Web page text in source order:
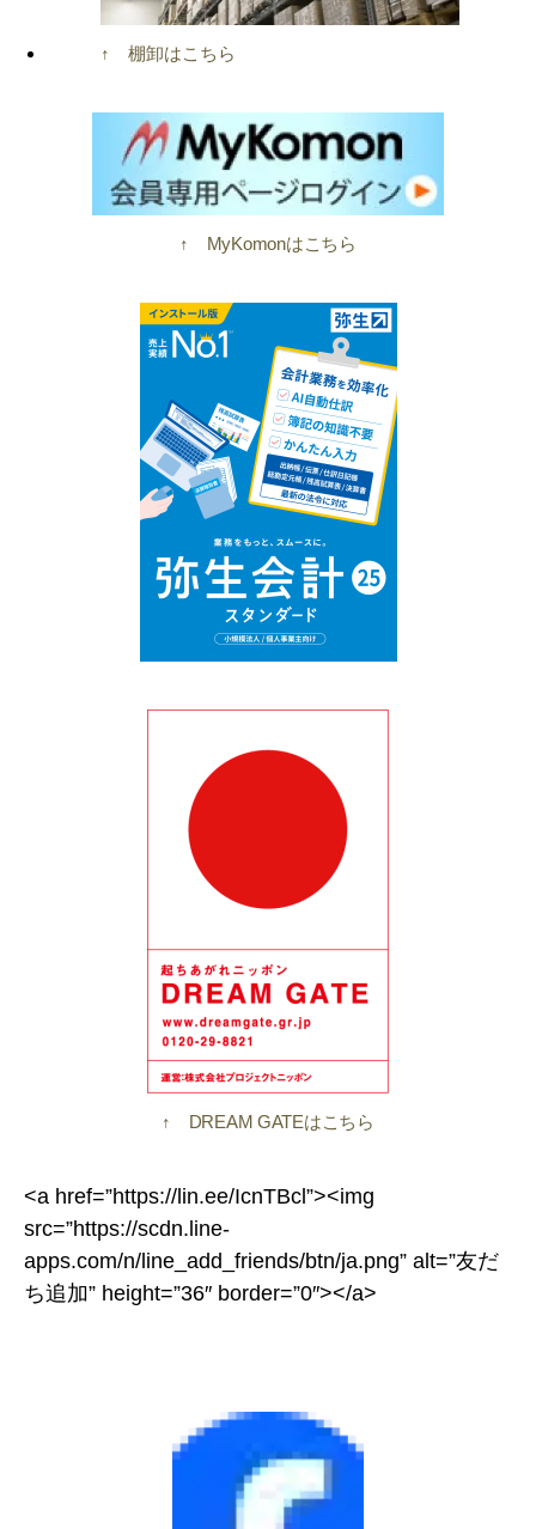
↑ 棚卸はこちら
↑ MyKomonはこちら
↑ DREAM GATEはこちら
<a href=”https://lin.ee/IcnTBcl”><img
src=”https://scdn.line-
apps.com/n/line_add_friends/btn/ja.png” alt=”友だ
ち追加” height=”36″ border=”0″></a>